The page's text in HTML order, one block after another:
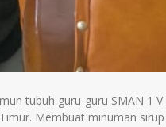
tubuh guru-guru SMAN 1
Membuat minuman sirup